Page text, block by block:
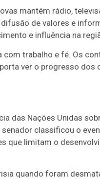
mantém rádio,
de valores e
e influência na
trabalho e fé. Os
ver o progresso dos
das Nações Unidas
classificou o
que limitam o
quando foram